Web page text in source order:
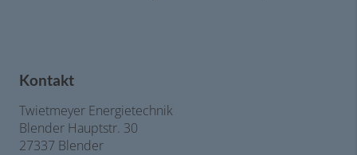
Kontakt
Twietmeyer Energietechnik
Blender Hauptstr. 30
27337 Blender